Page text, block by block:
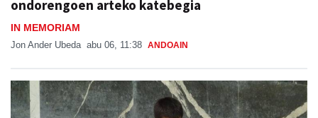
ondorengoen arteko katebegia
IN MEMORIAM
Jon Ander Ubeda abu 06, 11:38 ANDOAIN